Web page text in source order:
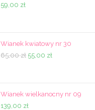
59,00 zł
Wianek kwiatowy nr 30
65,00zł Pierwotna
65,00 zł.
55,00 złAktualna
55,00 zł.
Wianek wielkanocny nr 09
139,00 zł